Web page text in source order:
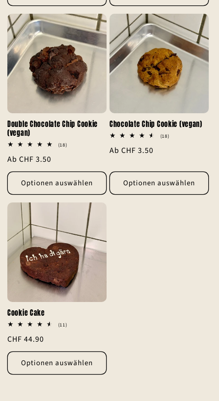
Double Chocolate Chip Cookie
(vegan)
(18)18
Normaler
Preis
Ab CHF 3.50
Optionen auswählen
Chocolate Chip Cookie (vegan)
(18)18
Normaler
Ab CHF 3.50
Optionen auswählen
Cookie Cake
(11)11
Normaler
Preis
CHF 44.90
Optionen auswählen